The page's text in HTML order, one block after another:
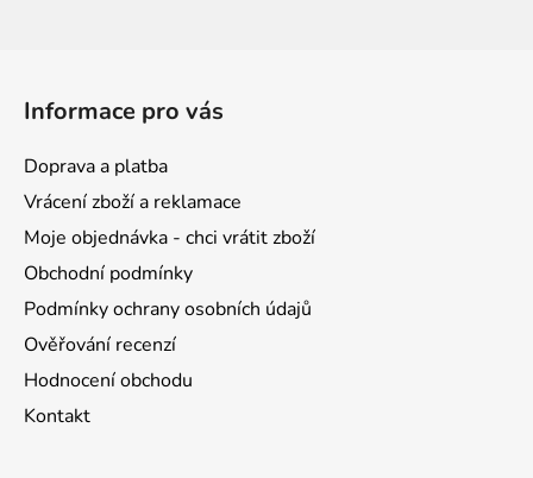
Informace pro vás
Doprava a platba
Vrácení zboží a reklamace
Moje objednávka - chci vrátit zboží
Obchodní podmínky
Podmínky ochrany osobních údajů
Ověřování recenzí
Hodnocení obchodu
Kontakt